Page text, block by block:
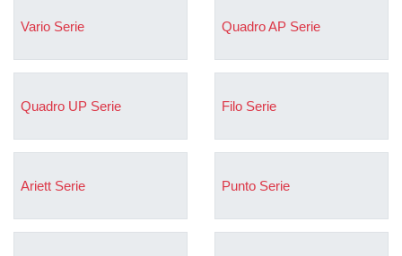
Vario Serie Quadro AP Serie
Quadro UP Serie Filo Serie
Ariett Serie Punto Serie